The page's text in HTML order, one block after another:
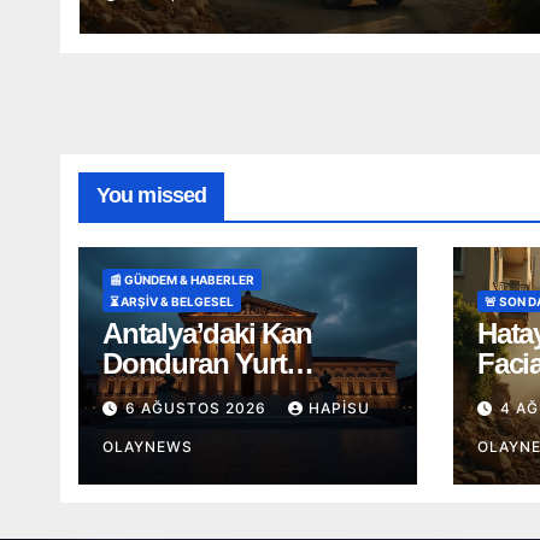
You missed
📰 GÜNDEM & HABERLER
⏳ ARŞİV & BELGESEL
Antalya’daki Kan
Donduran Yurt
Vahşetinde Karar
6 AĞUSTOS 2026 HAPISU
OLAYNEWS
🚨 SON
Kaldı
4